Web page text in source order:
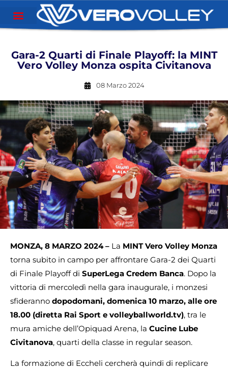
Gara-2 Quarti di Finale Playoff: la MINT
Vero Volley Monza ospita Civitanova
08 Marzo 2024
MONZA, 8 MARZO 2024 – La MINT Vero Volley Monza
torna subito in campo per affrontare Gara-2 dei Quarti
di Finale Playoff di SuperLega Credem Banca. Dopo la
vittoria di mercoledì nella gara inaugurale, i monzesi
sfideranno dopodomani, domenica 10 marzo, alle ore
18.00 (diretta Rai Sport e volleyballworld.tv), tra le
mura amiche dell’Opiquad Arena, la Cucine Lube
Civitanova, quarti della classe in regular season.
La formazione di Eccheli cercherà quindi di replicare